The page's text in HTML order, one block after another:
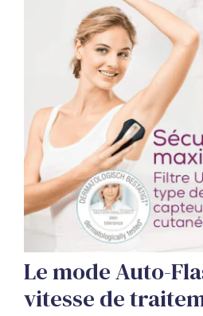
Le mode Auto-
vitesse de